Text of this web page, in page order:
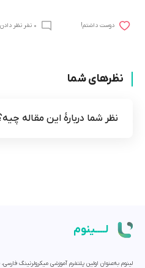
!دوست داشتم 0 نفر نظر دادن
نظرهای شما
نظر شما دربارۀ این مقاله
لــــینوم
لینوم به‌عنوان اولین پلتفرم آموزشی میکرولرنینگ